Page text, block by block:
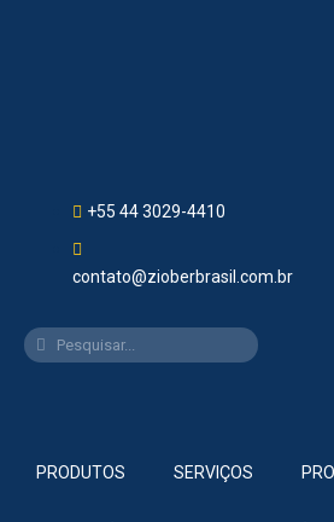
+55 44 3029-4410
contato@zioberbrasil.com.br
PRODUTOS SERVIÇOS